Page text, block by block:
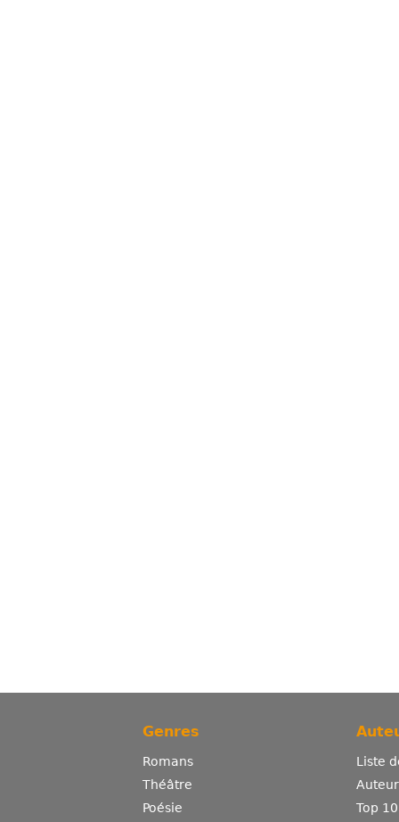
Genres
Romans
Théâtre
Poésie
Liste
Top